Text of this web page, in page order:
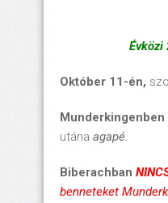
Évközi
Október 11-én,
Munderkingenben
utána agapé.
Biberachban
benneteket